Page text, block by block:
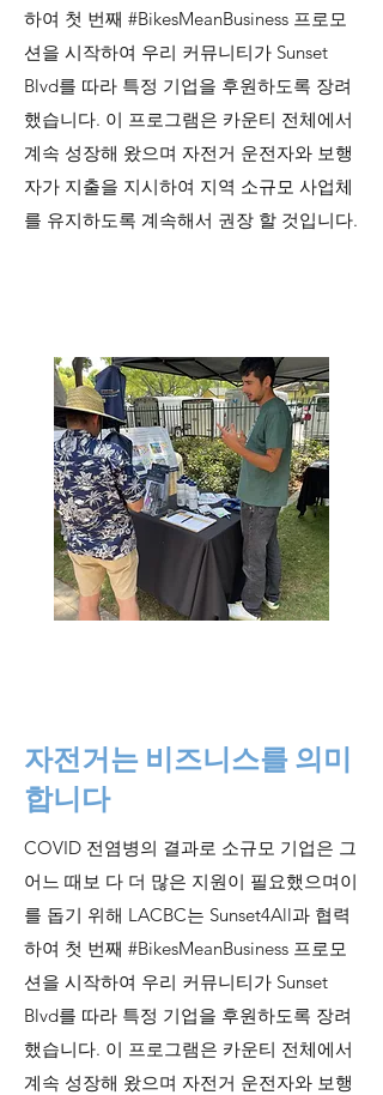
하여 첫 번째 #BikesMeanBusiness 프로모
션을 시작하여 우리 커뮤니티가 Sunset
Blvd를 따라 특정 기업을 후원하도록 장려
했습니다. 이 프로그램은 카운티 전체에서
계속 성장해 왔으며 자전거 운전자와 보행
자가 지출을 지시하여 지역 소규모 사업체
를 유지하도록 계속해서 권장 할 것입니다.
자전거는 비즈니스를 의미
합니다
COVID 전염병의 결과로 소규모 기업은 그
어느 때보 다 더 많은 지원이 필요했으며이
를 돕기 위해 LACBC는 Sunset4All과 협력
하여 첫 번째 #BikesMeanBusiness 프로모
션을 시작하여 우리 커뮤니티가 Sunset
Blvd를 따라 특정 기업을 후원하도록 장려
했습니다. 이 프로그램은 카운티 전체에서
계속 성장해 왔으며 자전거 운전자와 보행